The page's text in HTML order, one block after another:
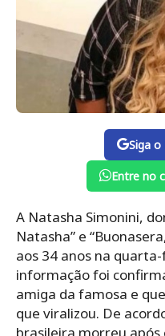
Siga o
Entre no
A Natasha Simonini,
Natasha” e
aos 34 anos na
informação foi
amiga da famosa e
que viralizou. De
brasileira morreu após